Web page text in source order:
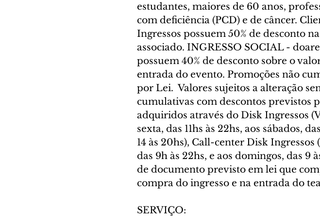
estudantes, maiores de 60 anos,
com deficiência (PCD) e de câncer.
Ingressos possuem 50% de desconto
associado. INGRESSO SOCIAL -
possuem 40% de desconto sobre o
entrada do evento. Promoções não
por Lei.  Valores sujeitos a alteração
cumulativas com descontos previstos
adquiridos através do Disk Ingressos
sexta, das 11hs às 22hs, aos sábados,
14 às 20hs), Call-center Disk Ingressos
das 9h às 22hs, e aos domingos, das 9
de documento previsto em lei que
compra do ingresso e na entrada do
SERVIÇO: